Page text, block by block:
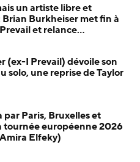
un artiste libre et
Burkheiser met fin à
et relance
(ex-I Prevail) dévoile son
solo, une reprise de Taylor
par Paris, Bruxelles et
tournée européenne 2026
Elfeky)